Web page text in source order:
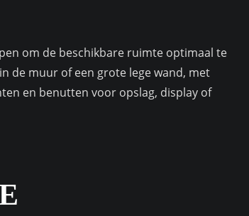
om de beschikbare ruimte optimaal te
de muur of een grote lege wand, met
en benutten voor opslag, display of